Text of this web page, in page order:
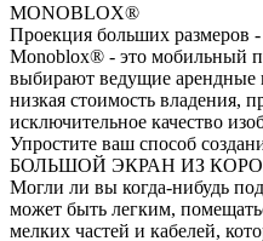
MONOBLOX®
Проекция больших размеров -
Monoblox® - это мобильный
выбирают ведущие арендные
низкая стоимость владения,
исключительное качество
Упростите ваш способ
БОЛЬШОЙ ЭКРАН ИЗ
Могли ли вы когда-нибудь
может быть легким,
мелких частей и кабелей,